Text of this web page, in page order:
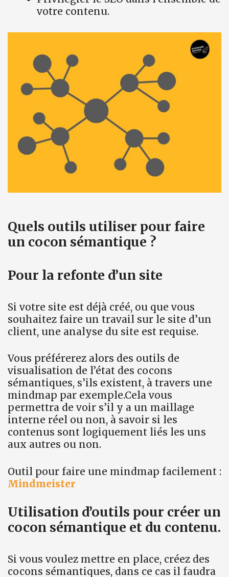
votre contenu.
Quels outils utiliser pour faire
un cocon sémantique ?
Pour la refonte d’un site
Si votre site est déjà créé, ou que vous
souhaitez faire un travail sur le site d’un
client, une analyse du site est requise.
Vous préférerez alors des outils de
visualisation de l’état des cocons
sémantiques, s’ils existent, à travers une
mindmap par exemple.Cela vous
permettra de voir s’il y a un maillage
interne réel ou non, à savoir si les
contenus sont logiquement liés les uns
aux autres ou non.
Outil pour faire une mindmap facilement :
Mindmeister
Utilisation d’outils pour créer un
cocon sémantique et du contenu.
Si vous voulez mettre en place, créez des
cocons sémantiques, dans ce cas il faudra